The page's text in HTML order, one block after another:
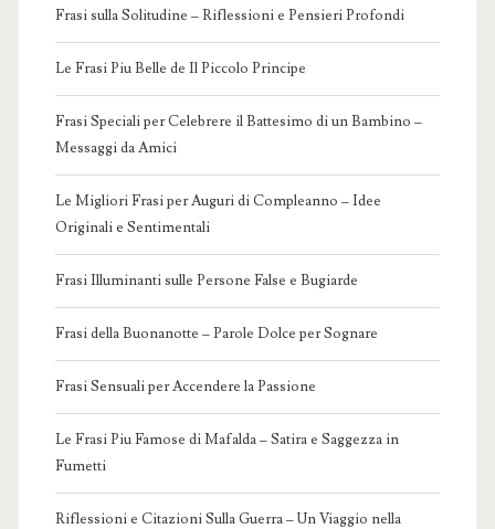
Frasi sulla Solitudine – Riflessioni e Pensieri Profondi
Le Frasi Piu Belle de Il Piccolo Principe
Frasi Speciali per Celebrere il Battesimo di un Bambino –
Messaggi da Amici
Le Migliori Frasi per Auguri di Compleanno – Idee
Originali e Sentimentali
Frasi Illuminanti sulle Persone False e Bugiarde
Frasi della Buonanotte – Parole Dolce per Sognare
Frasi Sensuali per Accendere la Passione
Le Frasi Piu Famose di Mafalda – Satira e Saggezza in
Fumetti
Riflessioni e Citazioni Sulla Guerra – Un Viaggio nella